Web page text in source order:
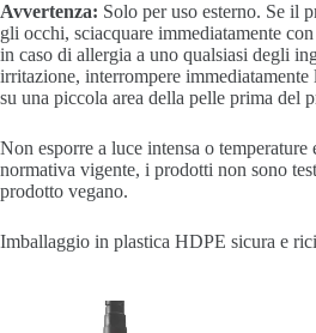
Avvertenza: Solo per uso esterno. Se il
gli occhi, sciacquare immediatamente
in caso di allergia a uno qualsiasi degli
irritazione, interrompere immediatamente
su una piccola area della pelle prima del
Non esporre a luce intensa o temperature
normativa vigente, i prodotti non sono
prodotto vegano.
Imballaggio in plastica HDPE sicura e